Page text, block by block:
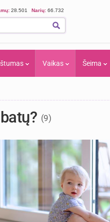
28.501 Narių: 66.732
Vaikas Šeima
(9)